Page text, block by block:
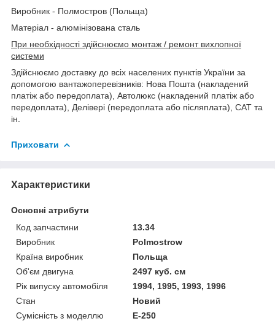
Виробник - Полмостров (Польща)
Матеріал - алюмінізована сталь
При необхідності здійснюємо монтаж / ремонт вихлопної
системи
Здійснюємо доставку до всіх населених пунктів України за
допомогою вантажоперевізників: Нова Пошта (накладений
платіж або передоплата), Автолюкс (накладений платіж або
передоплата), Делівері (передоплата або післяплата), САТ та
ін.
Приховати
Характеристики
Основні атрибути
Код запчастини
13.34
Виробник
Polmostrow
Країна виробник
Польща
Об'єм двигуна
2497 куб. см
Рік випуску автомобіля
1994, 1995, 1993, 1996
Стан
Новий
Сумісність з моделлю
E-250